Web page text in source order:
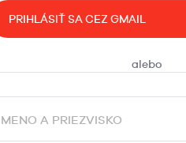
PRIHLÁSIŤ SA CEZ GMAIL
MENO A PRIEZVISKO